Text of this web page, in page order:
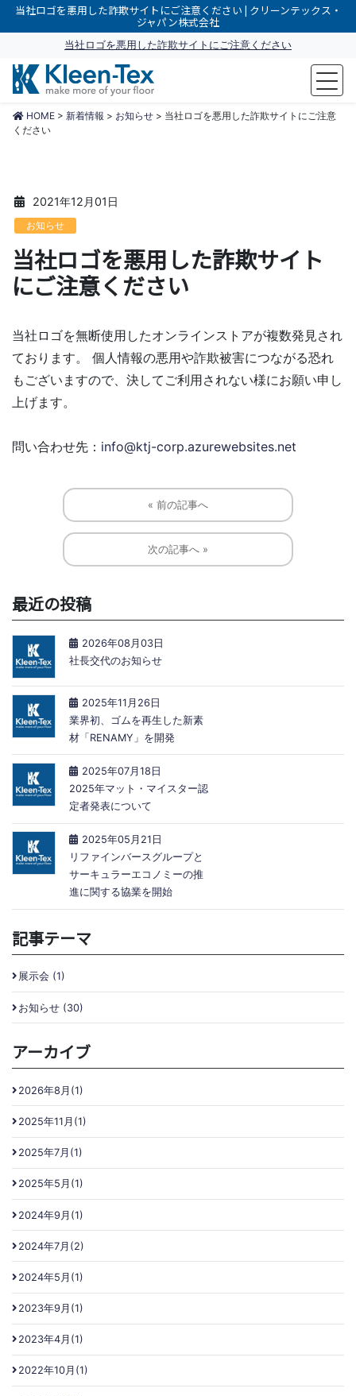
当社ロゴを悪用した詐欺サイトにご注意ください | クリーンテックス・
ジャパン株式会社
当社ロゴを悪用した詐欺サイトにご注意ください
make more of your floor
HOME > 新着情報 > お知らせ > 当社ロゴを悪用した詐欺サイトにご注意
ください
2021年12月01日
お知らせ
当社ロゴを悪用した詐欺サイト
にご注意ください
当社ロゴを無断使用したオンラインストアが複数発見され
ております。 個人情報の悪用や詐欺被害につながる恐れ
もございますので、決してご利用されない様にお願い申し
上げます。
問い合わせ先： info@ktj-corp.azurewebsites.net
« 前の記事へ
次の記事へ »
最近の投稿
2026年08月03日
社長交代のお知らせ
2025年11月26日
業界初、ゴムを再生した新素
材「RENAMY」を開発
2025年07月18日
2025年マット・マイスター認
定者発表について
2025年05月21日
リファインバースグループと
サーキュラーエコノミーの推
進に関する協業を開始
記事テーマ
展示会 (1)
お知らせ (30)
アーカイブ
2026年8月(1)
2025年11月(1)
2025年7月(1)
2025年5月(1)
2024年9月(1)
2024年7月(2)
2024年5月(1)
2023年9月(1)
2023年4月(1)
2022年10月(1)